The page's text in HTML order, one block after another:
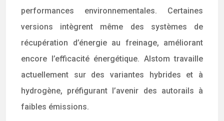
performances environnementales. Certaines
versions intègrent même des systèmes de
récupération d’énergie au freinage, améliorant
encore l’efficacité énergétique. Alstom travaille
actuellement sur des variantes hybrides et à
hydrogène, préfigurant l’avenir des autorails à
faibles émissions.